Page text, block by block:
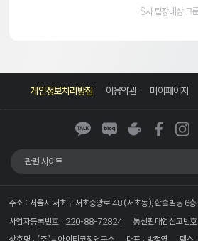
S사 팀장대상 그
개인정보처리방침 이용약관 마이페이지
톡
블
카
북
그
인
관련 사이트
주소 : 서울시 서초구 서초중앙로 48 (서초동), 한솔빌딩 6
사업자등록번호 : 220-88-72824
통신판매업신고번